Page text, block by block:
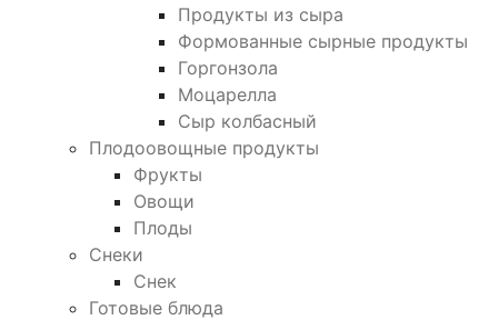
Продукты из сыра
Формованные сырные продукты
Горгонзола
Моцарелла
Сыр колбасный
Плодоовощные продукты
Фрукты
Овощи
Плоды
Снеки
Снек
Готовые блюда